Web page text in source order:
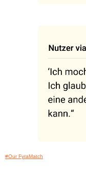
#Our FyraMatch